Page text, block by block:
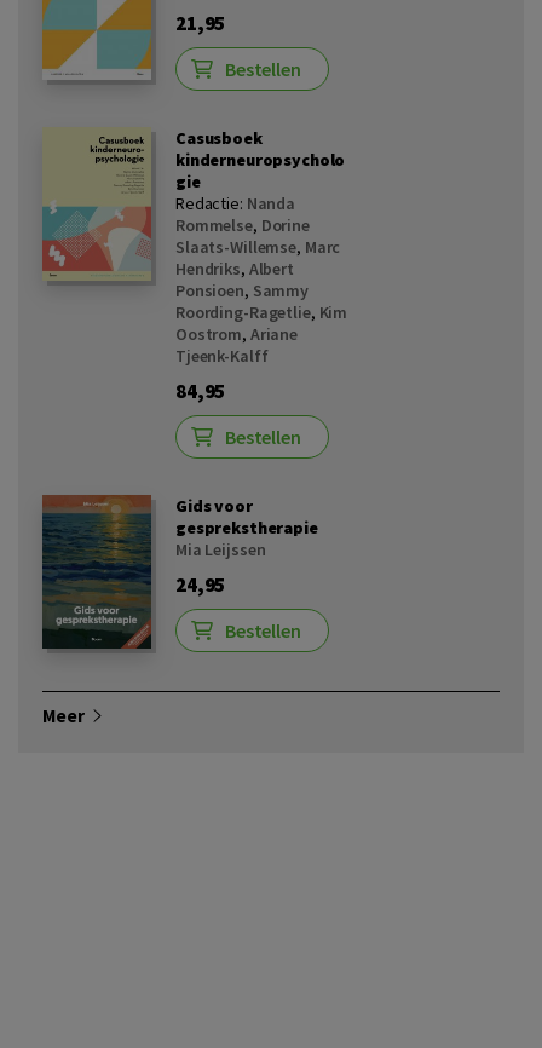
21,95
Bestellen
Casusboek
kinderneuropsycholo
gie
Redactie: Nanda
Rommelse, Dorine
Slaats-Willemse, Marc
Hendriks, Albert
Ponsioen, Sammy
Roording-Ragetlie, Kim
Oostrom, Ariane
Tjeenk-Kalff
84,95
Bestellen
Gids voor
gesprekstherapie
Mia Leijssen
24,95
Bestellen
Meer